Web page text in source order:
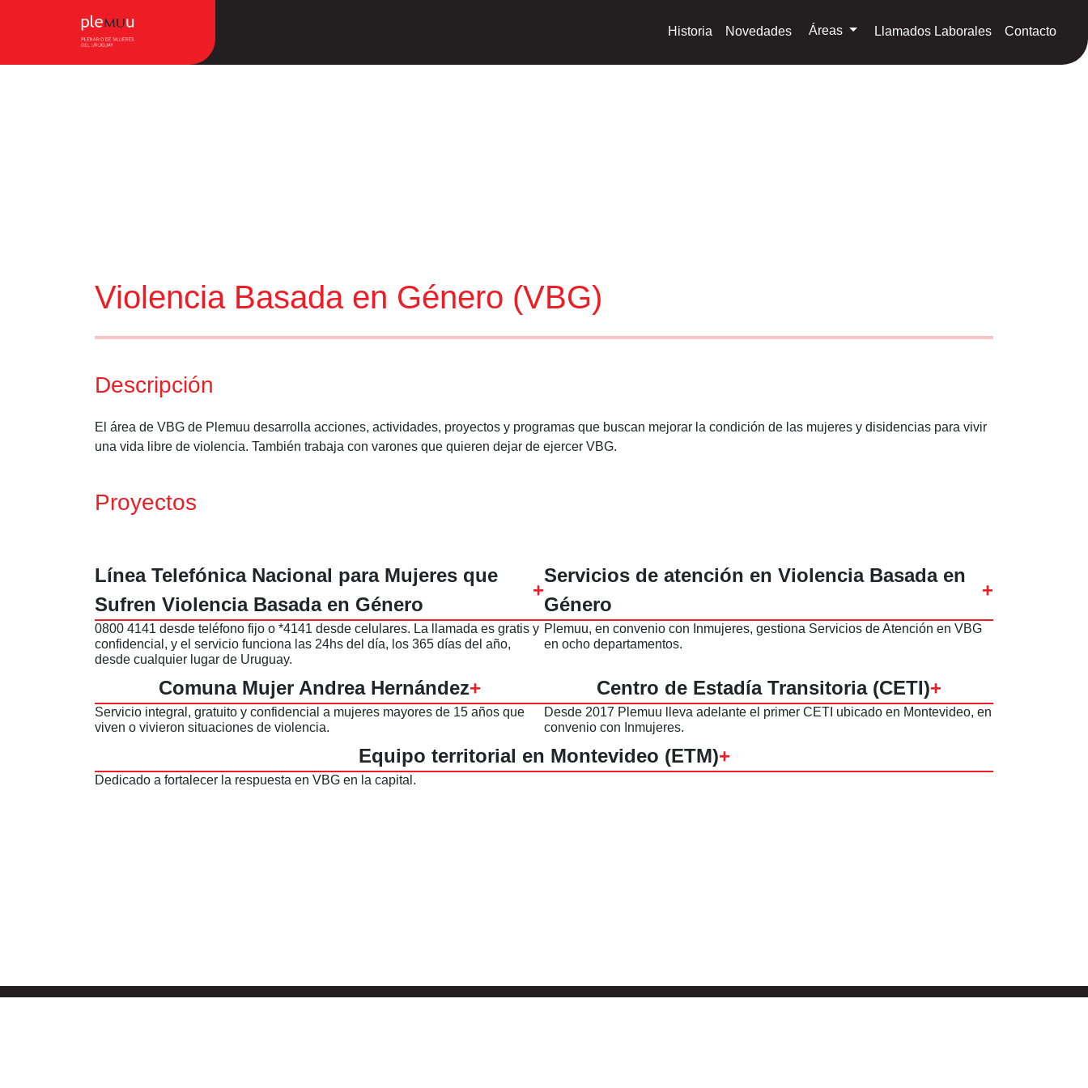
Historia Novedades Áreas Llamados Laborales Contacto
Violencia Basada en Género (VBG)
Descripción
El área de VBG de Plemuu desarrolla acciones, actividades, proyectos y programas que buscan mejorar la condición de las mujeres y disidencias para vivir
una vida libre de violencia. También trabaja con varones que quieren dejar de ejercer VBG.
Proyectos
Línea Telefónica Nacional para Mujeres que
Sufren Violencia Basada en Género
+
0800 4141 desde teléfono fijo o *4141 desde celulares. La llamada es gratis y
confidencial, y el servicio funciona las 24hs del día, los 365 días del año,
desde cualquier lugar de Uruguay.
Servicios de atención en Violencia Basada en
Género
+
Plemuu, en convenio con Inmujeres, gestiona Servicios de Atención en VBG
en ocho departamentos.
Comuna Mujer Andrea Hernández+
Servicio integral, gratuito y confidencial a mujeres mayores de 15 años que
viven o vivieron situaciones de violencia.
Centro de Estadía Transitoria (CETI)+
Desde 2017 Plemuu lleva adelante el primer CETI ubicado en Montevideo, en
convenio con Inmujeres.
Equipo territorial en Montevideo (ETM)+
Dedicado a fortalecer la respuesta en VBG en la capital.